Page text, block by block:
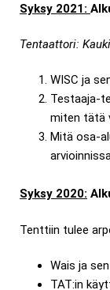
Syksy 2021:
Tentaattori:
WISC ja
Testaaja-
miten tätä
Mitä osa-
Syksy 2020:
Tenttiin tulee
Wais ja
TAT:in